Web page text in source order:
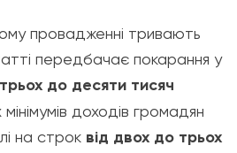
провадженні тривають
передбачає покарання у
до десяти тисяч
доходів громадян
на строк від двох до трьох